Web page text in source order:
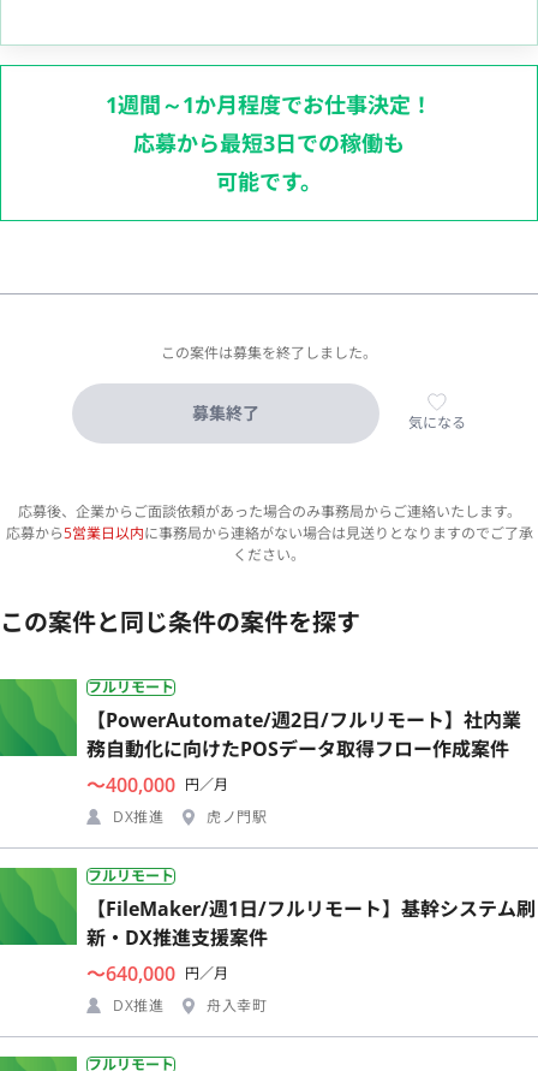
1週間～1か月程度でお仕事決定！
応募から最短3日での稼働も
可能です。
この案件は募集を終了しました。
募集終了 気になる
応募後、企業からご面談依頼があった場合のみ事務局からご連絡いたします。
応募から5営業日以内に事務局から連絡がない場合は見送りとなりますのでご了承
ください。
この案件と同じ条件の案件を探す
フルリモート
【PowerAutomate/週2日/フルリモート】社内業
務自動化に向けたPOSデータ取得フロー作成案件
〜400,000 円／月
DX推進
虎ノ門駅
フルリモート
【FileMaker/週1日/フルリモート】基幹システム刷
新・DX推進支援案件
〜640,000 円／月
DX推進
舟入幸町
フルリモート